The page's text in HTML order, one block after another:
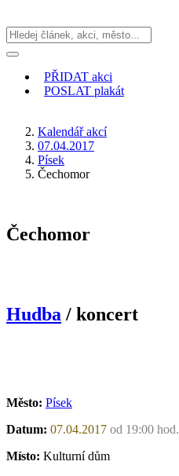
PŘIDAT akci
POSLAT plakát
Kalendář akcí
07.04.2017
Písek
Čechomor
Čechomor
Hudba / koncert
Město: Písek
Datum: 07.04.2017 od 19:00 hod.
Místo: Kulturní dům